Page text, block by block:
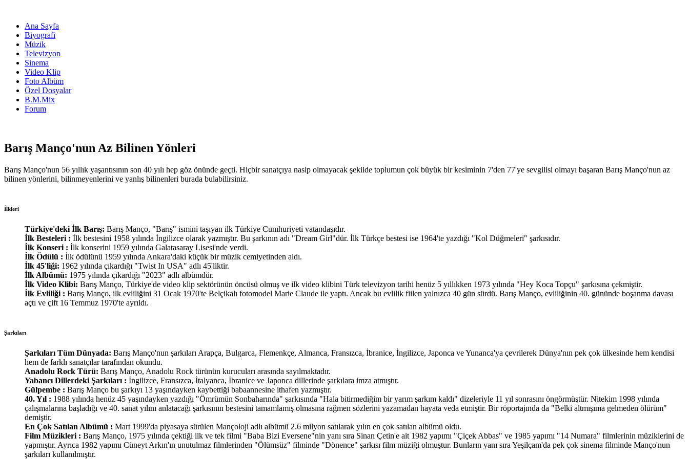
Ana Sayfa
Biyografi
Müzik
Televizyon
Sinema
Video Klip
Foto Albüm
Özel Dosyalar
B.M.Mix
Forum
Barış Manço'nun Az Bilinen Yönleri
Barış Manço'nun 56 yıllık yaşantısının son 40 yılı hep göz önünde geçti. Hiçbir sanatçıya nasip olmayacak şekilde toplumun çok büyük bir kesiminin 7'den 77'ye sevgilisi olmayı başaran Barış Manço'nun az
bilinen yönlerini, bilinmeyenlerini ve yanlış bilinenleri burada bulabilirsiniz.
İlkleri
Türkiye'deki İlk Barış: Barış Manço, "Barış" ismini taşıyan ilk Türkiye Cumhuriyeti vatandaşıdır.
İlk Besteleri : İlk bestesini 1958 yılında İngilizce olarak yazmıştır. Bu şarkının adı "Dream Girl"dür. İlk Türkçe bestesi ise 1964'te yazdığı "Kol Düğmeleri" şarkısıdır.
İlk Konseri : İlk konserini 1959 yılında Galatasaray Lisesi'nde verdi.
İlk Ödülü : İlk ödülünü 1959 yılında Ankara'daki küçük bir müzik cemiyetinden aldı.
İlk 45'liği: 1962 yılında çıkardığı "Twist In USA" adlı 45'liktir.
İlk Albümü: 1975 yılında çıkardığı "2023" adlı albümdür.
İlk Video Klibi: Barış Manço, Türkiye'de video klip sektörünün öncüsü olmuş ve ilk video klibini Türk televizyon tarihi henüz 5 yıllıkken 1973 yılında "Hey Koca Topçu" şarkısına çekmiştir.
İlk Evliliği : Barış Manço, ilk evliliğini 31 Ocak 1970'te Belçikalı fotomodel Marie Claude ile yaptı. Ancak bu evlilik fiilen yalnızca 40 gün sürdü. Barış Manço, evliliğinin 40. gününde boşanma davası
açtı ve çift 16 Temmuz 1970'te ayrıldı.
Şarkıları
Şarkıları Tüm Dünyada: Barış Manço'nun şarkıları Arapça, Bulgarca, Flemenkçe, Almanca, Fransızca, İbranice, İngilizce, Japonca ve Yunanca'ya çevrilerek Dünya'nın pek çok ülkesinde hem kendisi
hem de farklı sanatçılar tarafından okundu.
Anadolu Rock Türü: Barış Manço, Anadolu Rock türünün kurucuları arasında sayılmaktadır.
Yabancı Dillerdeki Şarkıları : İngilizce, Fransızca, İtalyanca, İbranice ve Japonca dillerinde şarkılara imza atmıştır.
Gülpembe : Barış Manço bu şarkıyı 13 yaşındayken kaybettiği babaannesine ithafen yazmıştır.
40. Yıl : 1988 yılında henüz 45 yaşındayken yazdığı "Ömrümün Sonbaharında" şarkısında "Hala bitirmediğim bir yarım şarkım kaldı" dizeleriyle 11 yıl sonrasını öngörmüştür. Nitekim 1998 yılında
çalışmalarına başladığı ve 40. sanat yılını anlatacağı şarkısının bestesini tamamlamış olmasına rağmen sözlerini yazamadan hayata veda etmiştir. Bir röportajında da "Belki altmışıma gelmeden ölürüm"
demiştir.
En Çok Satılan Albümü : Mart 1999'da piyasaya sürülen Mançoloji adlı albümü 2.6 milyon satılarak yılın en çok satılan albümü oldu.
Film Müzikleri : Barış Manço, 1975 yılında çektiği ilk ve tek filmi "Baba Bizi Eversene"nin yanı sıra Sinan Çetin'e ait 1982 yapımı "Çiçek Abbas" ve 1985 yapımı "14 Numara" filmlerinin müziklerini de
yapmıştır. Ayrıca 1982 yapımı Cüneyt Arkın'ın unutulmaz filmlerinden "Ölümsüz" filminde "Dönence" şarkısı film müziği olmuştur. Bunların yanı sıra Yeşilçam'da pek çok sinema filminde Manço'nun
şarkıları kullanılmıştır.